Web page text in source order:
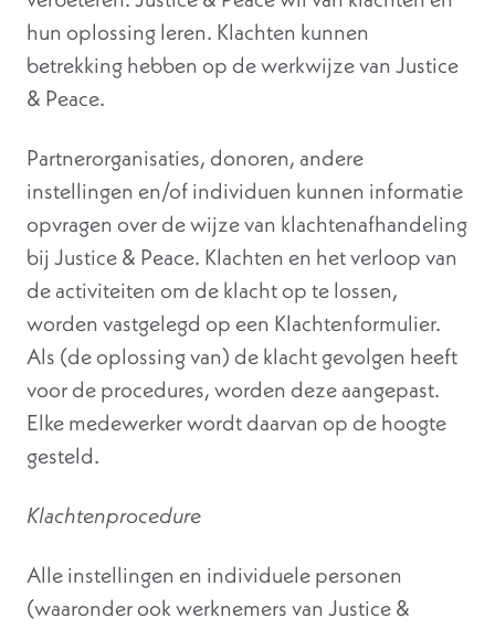
hun oplossing leren. Klachten kunnen
betrekking hebben op de werkwijze van Justice
& Peace.
Partnerorganisaties, donoren, andere
instellingen en/of individuen kunnen informatie
opvragen over de wijze van klachtenafhandeling
bij Justice & Peace. Klachten en het verloop van
de activiteiten om de klacht op te lossen,
worden vastgelegd op een Klachtenformulier.
Als (de oplossing van) de klacht gevolgen heeft
voor de procedures, worden deze aangepast.
Elke medewerker wordt daarvan op de hoogte
gesteld.
Klachtenprocedure
Alle instellingen en individuele personen
(waaronder ook werknemers van Justice &